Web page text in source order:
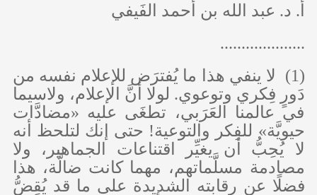
أ. د. عبد الله بن أحمد الفَيفي
....................
(1) لا ينفي هذا ما يُفترَض للإعلام نفسه من
دَورٍ فِكري وتوعوي. لولا أنَّ الإعلام، ولاسيما
في عالمنا العَرَبي، تطغَى عليه «مضادَّات
حيويَّة» للفِكر والتوعية! حتى إنك لتلحظ أنه
لا يُحِبُّ أن يغيِّر اقتناعات الجماهير، ولا
مصادمة مسلَّماتهم، مهما كانت ضالَّة، هذا
فضلًا عن رقابته الشديدة على ما قد يُقِضُّ